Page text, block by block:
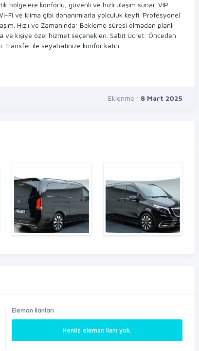
konforlu, güvenli ve hızlı ulaşım sunar. VIP
Fi ve klima gibi donanımlarla yolculuk keyfi. Profesyonel
Hızlı ve Zamanında: Bekleme süresi olmadan planlı
ve kişiye özel hizmet seçenekleri. Sabit Ücret: Önceden
ile seyahatinize konfor katın.
Eklenme : 8 Mart 2025
Eleman İlanları
Henüz eleman ilanı yok.